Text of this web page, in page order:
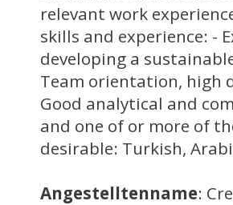
relevant work
skills and experience: -
developing a
Team orientation, high
Good analytical and
and one of or more of
desirable: Turkish,
Angestelltenname: